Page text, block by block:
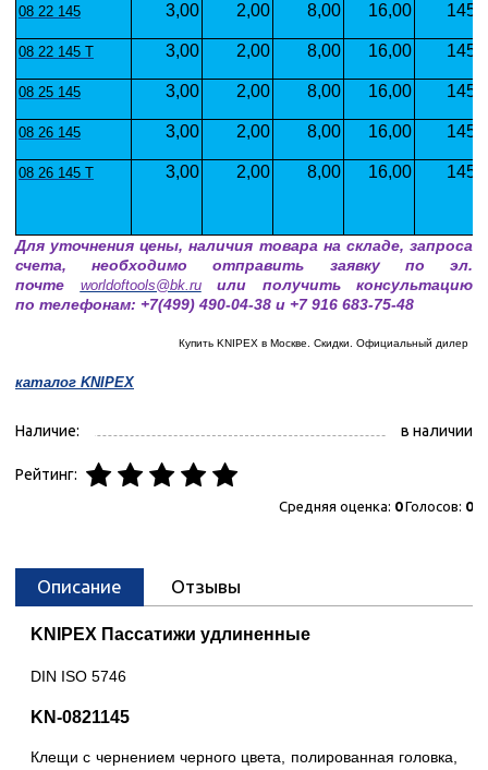
08 22 145 3,00 2,00 8,00 16,00 145
08 22 145 T 3,00 2,00 8,00 16,00 145
08 25 145 3,00 2,00 8,00 16,00 145
08 26 145 3,00 2,00 8,00 16,00 145
08 26 145 T 3,00 2,00 8,00 16,00 145
Для уточнения цены, наличия товара на складе, запроса
счета, необходимо отправить заявку по эл.
почте worldoftools@bk.ruили получить консультацию
по телефонам: +7(499) 490-04-38 и +7 916 683-75-48
Купить KNIPEX в Москве. Скидки. Официальный дилер
каталог KNIPEX
Наличие: в наличии
Рейтинг:
Средняя оценка: 0Голосов: 0
Описание Отзывы
KNIPEX Пассатижи удлиненные
DIN ISO 5746
KN-0821145
Клещи с чернением черного цвета, полированная головка,